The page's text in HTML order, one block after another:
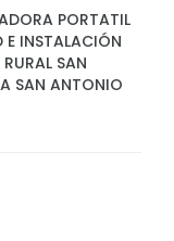
PORTATIL
E INSTALACIÓN
SAN
SAN ANTONIO